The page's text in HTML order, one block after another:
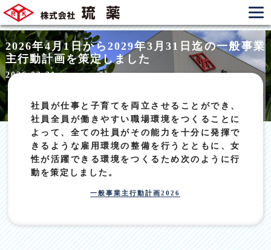
2026年4月1日から2029年3月31日迄の一般事業
主行動計画を策定しました
2026.03.31
社員が仕事と子育てを両立させることができ、
社員全員が働きやすい職場環境をつくることに
よって、全ての社員がその能力を十分に発揮で
きるような雇用環境の整備を行うとともに、女
性が活躍できる環境をつくるため次のように行
動を策定しました。
一般事業主行動計画2026